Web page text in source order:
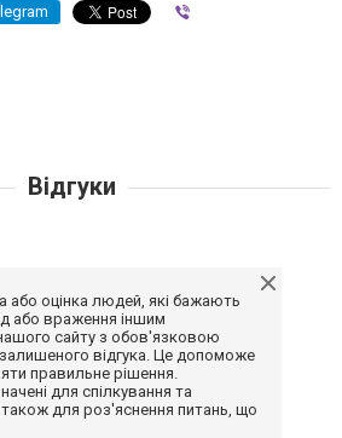
Відгуки
або оцінка людей, які бажають
або враження іншим
сайту з обов'язковою
відгука. Це допоможе
правильне рішення.
для спілкування та
для роз'яснення питань, що